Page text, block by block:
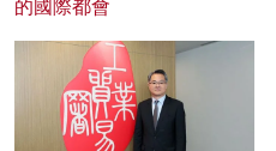
的國際都會